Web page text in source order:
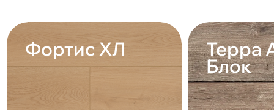
Фортис ХЛ Терра
Блок